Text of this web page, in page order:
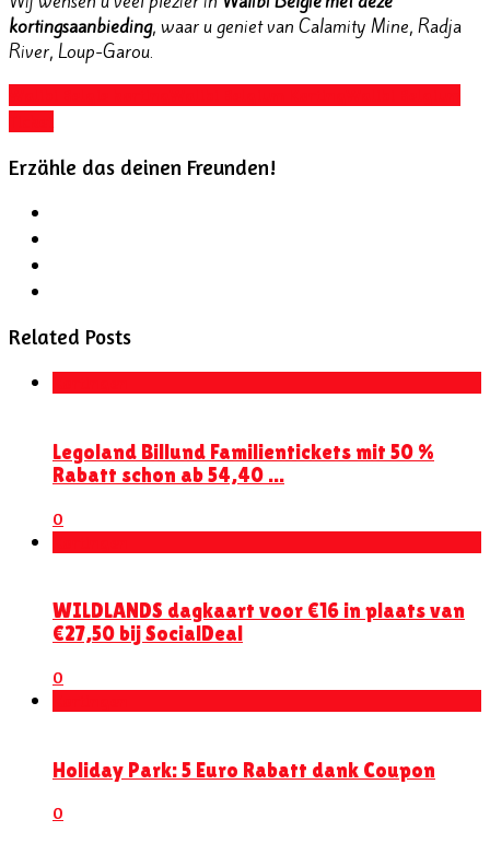
kortingsaanbieding, waar u geniet van Calamity Mine, Radja
River, Loup-Garou.
Erzähle das deinen Freunden!
Related Posts
Legoland Billund Familientickets mit 50 %
Rabatt schon ab 54,40 ...
0
WILDLANDS dagkaart voor €16 in plaats van
€27,50 bij SocialDeal
0
Holiday Park: 5 Euro Rabatt dank Coupon
0